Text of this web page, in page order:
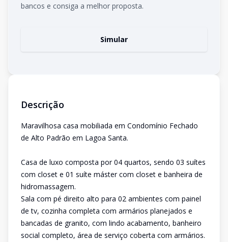
bancos e consiga a melhor proposta.
Simular
Descrição
Maravilhosa casa mobiliada em Condomínio Fechado
de Alto Padrão em Lagoa Santa.
Casa de luxo composta por 04 quartos, sendo 03 suítes
com closet e 01 suíte máster com closet e banheira de
hidromassagem.
Sala com pé direito alto para 02 ambientes com painel
de tv, cozinha completa com armários planejados e
bancadas de granito, com lindo acabamento, banheiro
social completo, área de serviço coberta com armários.